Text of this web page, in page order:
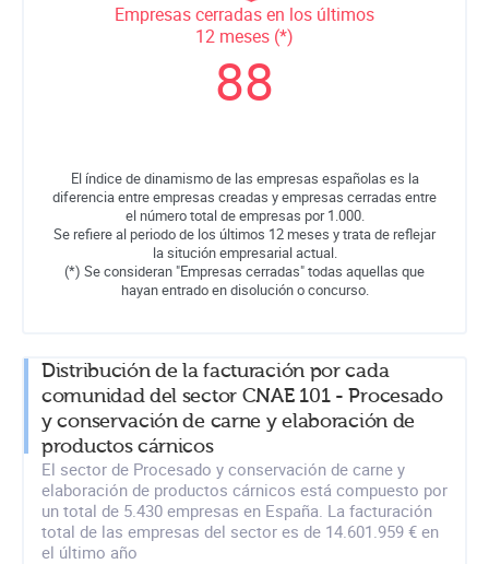
Empresas cerradas en los últimos
12 meses (*)
88
El índice de dinamismo de las empresas españolas es la
diferencia entre empresas creadas y empresas cerradas entre
el número total de empresas por 1.000.
Se refiere al periodo de los últimos 12 meses y trata de reflejar
la situción empresarial actual.
(*) Se consideran "Empresas cerradas" todas aquellas que
hayan entrado en disolución o concurso.
Distribución de la facturación por cada
comunidad del sector CNAE 101 - Procesado
y conservación de carne y elaboración de
productos cárnicos
El sector de Procesado y conservación de carne y
elaboración de productos cárnicos está compuesto por
un total de 5.430 empresas en España. La facturación
total de las empresas del sector es de 14.601.959 € en
el último año